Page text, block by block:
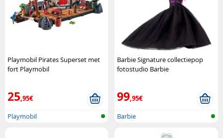
Playmobil Pirates Superset met
fort Playmobil
25,95€
Playmobil
Barbie Signature collectiepop
fotostudio Barbie
99,95€
Barbie